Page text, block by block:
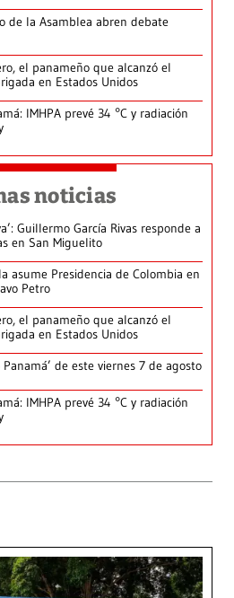
de la Asamblea abren debate
el panameño que alcanzó el
en Estados Unidos
IMHPA prevé 34 °C y radiación
noticias
Guillermo García Rivas responde a
en San Miguelito
asume Presidencia de Colombia en
Petro
el panameño que alcanzó el
en Estados Unidos
Panamá’ de este viernes 7 de agosto
IMHPA prevé 34 °C y radiación